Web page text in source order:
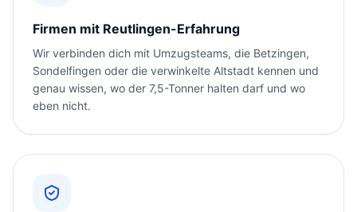
Firmen mit Reutlingen-Erfahrung
Wir verbinden dich mit Umzugsteams, die Betzingen,
Sondelfingen oder die verwinkelte Altstadt kennen und
genau wissen, wo der 7,5-Tonner halten darf und wo
eben nicht.